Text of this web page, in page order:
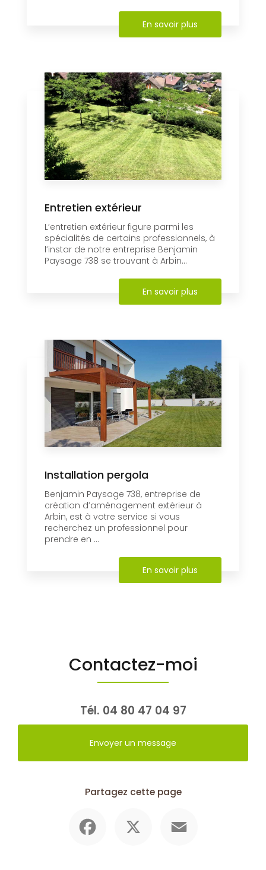
En savoir plus
Entretien extérieur
L’entretien extérieur figure parmi les
spécialités de certains professionnels, à
l’instar de notre entreprise Benjamin
Paysage 738 se trouvant à Arbin...
En savoir plus
Installation pergola
Benjamin Paysage 738, entreprise de
création d’aménagement extérieur à
Arbin, est à votre service si vous
recherchez un professionnel pour
prendre en ...
En savoir plus
Contactez-moi
Tél. 04 80 47 04 97
Envoyer un message
Partagez cette page